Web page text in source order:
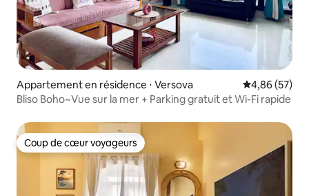
Appartement en résidence ⋅ Versova Évaluation
4,86 (57)
Bliso Boho~Vue sur la mer + Parking gratuit et Wi-Fi rapide
Coup de cœur voyageurs
Coup de cœur voyageurs